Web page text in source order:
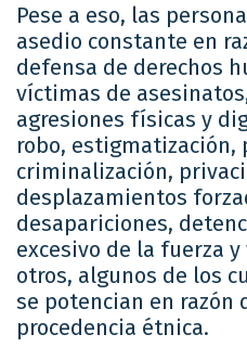
Pese a eso, las
asedio constante en
defensa de derechos
víctimas de
agresiones físicas y
robo, estigmatización,
criminalización,
desplazamientos
desapariciones,
excesivo de la fuerza
otros, algunos de los
se potencian en razón
procedencia étnica.